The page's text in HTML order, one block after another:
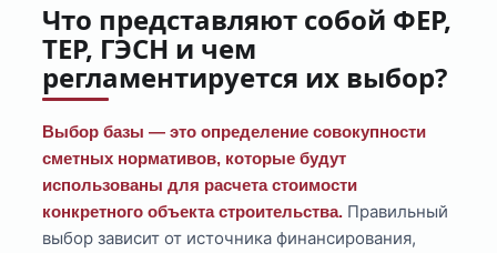
Что представляют собой ФЕР,
ТЕР, ГЭСН и чем
регламентируется их выбор?
Выбор базы — это определение совокупности
сметных нормативов, которые будут
использованы для расчета стоимости
конкретного объекта строительства. Правильный
выбор зависит от источника финансирования,